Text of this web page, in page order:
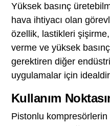
Yüksek basınç
hava ihtiyacı olan
özellik, lastikleri
verme ve yüksek
gerektiren diğer
uygulamalar için
Kullanım
Pistonlu